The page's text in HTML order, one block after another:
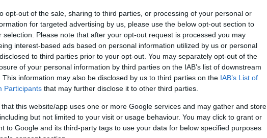
opt-out of the sale, sharing to third parties, or processing of your personal or
for targeted advertising by us, please use the below opt-out section to
selection. Please note that after your opt-out request is processed you may
interest-based ads based on personal information utilized by us or personal
to third parties prior to your opt-out. You may separately opt-out of the
of your personal information by third parties on the IAB’s list of downstream
This information may also be disclosed by us to third parties on the IAB’s List of
Participants that may further disclose it to other third parties.
that this website/app uses one or more Google services and may gather and store
but not limited to your visit or usage behaviour. You may click to grant or
to Google and its third-party tags to use your data for below specified purposes